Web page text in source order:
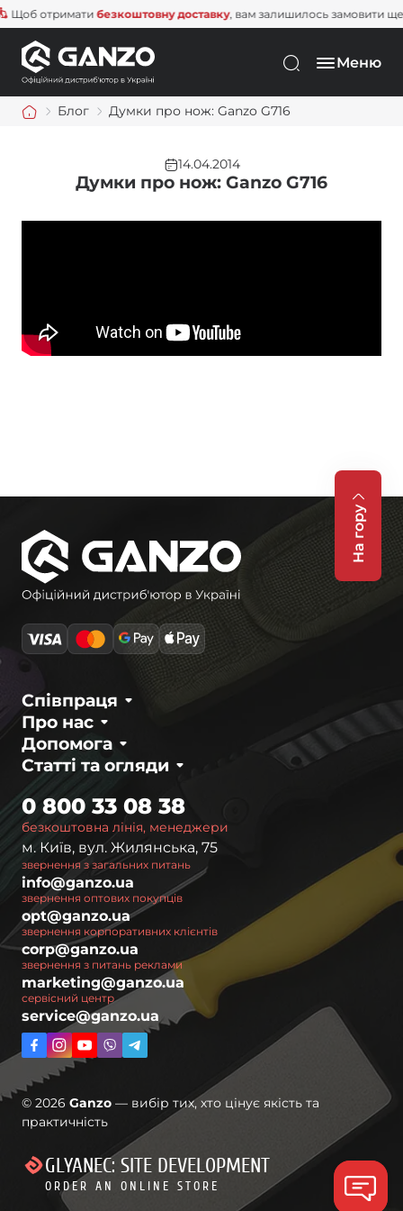
отриматибезкоштовну доставку, вам залишилось замовити ще
Меню
Блог Думки про нож: Ganzo G716
14.04.2014
Думки про нож: Ganzo G716
На гору
Про нас
Співпраця
Статті та огляди
Допомога
безкоштовна лінія, менеджери
0 800 33 08 38
м. Київ, вул. Жилянська, 75
звернення з загальних питань
info@ganzo.ua
звернення оптових покупців
opt@ganzo.ua
звернення корпоративних клієнтів
corp@ganzo.ua
звернення з питань реклами
marketing@ganzo.ua
сервісний центр
service@ganzo.ua
© 2026 Ganzo — вибір тих, хто цінує якість та
практичність
GLYANEC: SITE DEVELOPMENT
ORDER AN ONLINE STORE